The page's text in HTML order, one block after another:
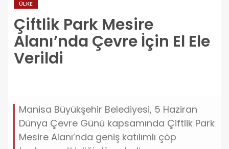
ÜLKE
Çiftlik Park Mesire
Alanı’nda Çevre İçin El Ele
Verildi
ciftlik-park-mesire-alaninda-cevre-icin-el-ele-
Manisa Büyükşehir Belediyesi, 5 Haziran
Dünya Çevre Günü kapsamında Çiftlik Park
Mesire Alanı’nda geniş katılımlı çöp